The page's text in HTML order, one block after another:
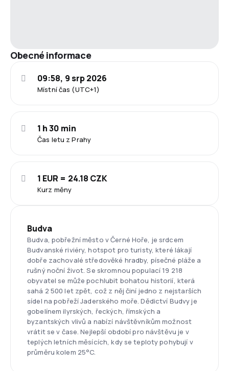
Obecné informace
Místní čas (UTC+1)
09:58, 9 srp 2026
Čas letu z Prahy
1 h 30 min
Kurz měny
1 EUR = 24.18 CZK
Budva
Budva, pobřežní město v Černé Hoře, je srdcem
Budvanské riviéry, hotspot pro turisty, které lákají
dobře zachovalé středověké hradby, písečné pláže a
rušný noční život. Se skromnou populací 19 218
obyvatel se může pochlubit bohatou historií, která
sahá 2 500 let zpět, což z něj činí jedno z nejstarších
sídel na pobřeží Jaderského moře. Dědictví Budvy je
gobelínem ilyrských, řeckých, římských a
byzantských vlivů a nabízí návštěvníkům možnost
vrátit se v čase. Nejlepší období pro návštěvu je v
teplých letních měsících, kdy se teploty pohybují v
průměru kolem 25°C.